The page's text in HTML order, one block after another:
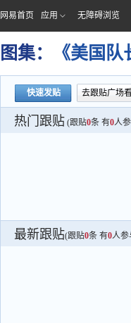
网易首页 应用 无障碍浏览
图集： 《美国
快速发贴 去跟贴广场
热门跟贴 (跟贴0条 有0人
最新跟贴(跟贴0条 有0人参